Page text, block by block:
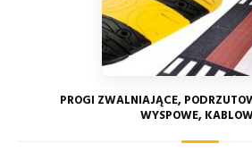
Wyniesione
przejścia
pieszych
PROGI ZWALNIAJĄCE,
WYSPOWE,